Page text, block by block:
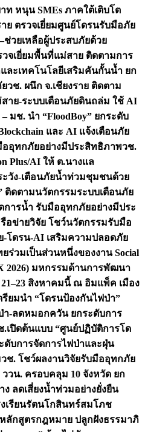
ท หนุน SMEs ภาคใต้เติบโต
าย ตรวจเยี่ยมศูนย์โดรนรับมือภัย
ช่วยเหลือผู้ประสบภัยด้วย
วจเยี่ยมพื้นที่แม่สาย ติดตามการ
ละเทคโนโลยีเสริมคันกั้นน้ำ ยก
วช. ผนึก จ.เชียงราย ติดตาม
าย-ระบบเตือนภัยดินถล่ม ใช้ AI
– มช. นำ “FloodBoy” ยกระดับ
และ AI แจ้งเตือนภัย
อุทกภัยอย่างมีประสิทธิภาพวช.
Plus/AI ให้ ต.นางแล
ะวัง-เตือนภัยน้ำท่วมชุมชนด้วย
ติดตามนวัตกรรมระบบเตือนภัย
การน้ำ รับมืออุทกภัยอย่างมีประ
รือข่ายวิจัย โชว์นวัตกรรมรับมือ
โดรน-AI เสริมความปลอดภัย
ร่วมเป็นส่วนหนึ่งของงาน Social
2026) มหกรรมด้านการพัฒนา
สิงหาคมนี้ ณ อิมแพ็ค เมือง
ยมนำ “โดรนป้องกันไฟป่า”
-ลดหมอกควัน ยกระดับการ
.เปิดต้นแบบ “ศูนย์ปฏิบัติการโด
ดับการจัดการไฟป่าและฝุ่น
วช. โชว์ผลงานวิจัยรับมืออุทกภัย
วน. ครอบคลุม 10 จังหวัด ยก
ลดเสี่ยงน้ำท่วมอย่างยั่งยืน
เรียนรัตนโกสินทร์สมโภช
ลักสูตรกฎหมาย ปลูกฝังธรรมาภิ